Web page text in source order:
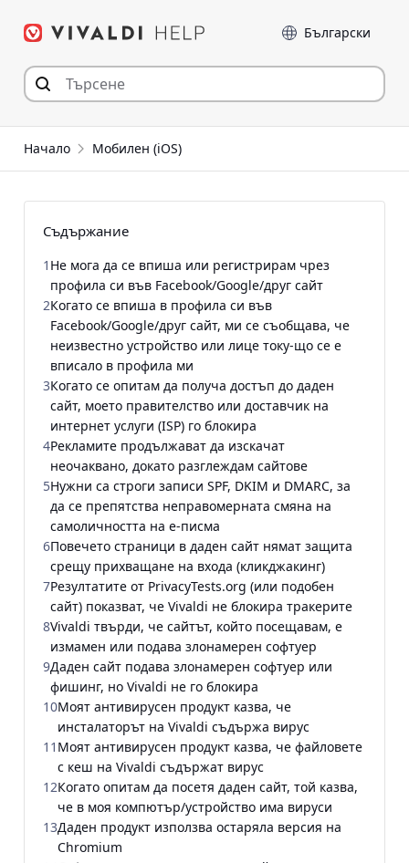
към съдържанието
Език
Начало Мобилен (iOS)
Съдържание
1 Не мога да се впиша или регистрирам чрез
профила си във Facebook/Google/друг сайт
2Когато се впиша в профила си във
Facebook/Google/друг сайт, ми се съобщава, че
неизвестно устройство или лице току-що се е
вписало в профила ми
3Когато се опитам да получа достъп до даден
сайт, моето правителство или доставчик на
интернет услуги (ISP) го блокира
4Рекламите продължават да изскачат
неочаквано, докато разглеждам сайтове
5Нужни са строги записи SPF, DKIM и DMARC, за
да се препятства неправомерната смяна на
самоличността на е-писма
6Повечето страници в даден сайт нямат защита
срещу прихващане на входа (кликджакинг)
7Резултатите от PrivacyTests.org (или подобен
сайт) показват, че Vivaldi не блокира тракерите
8Vivaldi твърди, че сайтът, който посещавам, е
измамен или подава злонамерен софтуер
9Даден сайт подава злонамерен софтуер или
фишинг, но Vivaldi не го блокира
10Моят антивирусен продукт казва, че
инсталаторът на Vivaldi съдържа вирус
11 Моят антивирусен продукт казва, че файловете
с кеш на Vivaldi съдържат вирус
12Когато опитам да посетя даден сайт, той казва,
че в моя компютър/устройство има вируси
13Даден продукт използва остаряла версия на
Chromium